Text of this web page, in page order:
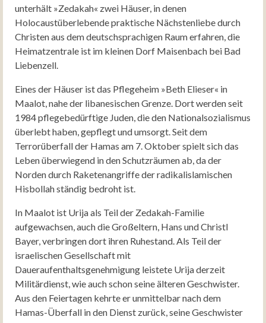
unterhält »Zedakah« zwei Häuser, in denen
Holocaustüberlebende praktische Nächstenliebe durch
Christen aus dem deutschsprachigen Raum erfahren, die
Heimatzentrale ist im kleinen Dorf Maisenbach bei Bad
Liebenzell.
Eines der Häuser ist das Pflegeheim »Beth Elieser« in
Maalot, nahe der libanesischen Grenze. Dort werden seit
1984 pflegebedürftige Juden, die den Nationalsozialismus
überlebt haben, gepflegt und umsorgt. Seit dem
Terrorüberfall der Hamas am 7. Oktober spielt sich das
Leben überwiegend in den Schutzräumen ab, da der
Norden durch Raketenangriffe der radikalislamischen
Hisbollah ständig bedroht ist.
In Maalot ist Urija als Teil der Zedakah-Familie
aufgewachsen, auch die Großeltern, Hans und Christl
Bayer, verbringen dort ihren Ruhestand. Als Teil der
israelischen Gesellschaft mit
Daueraufenthaltsgenehmigung leistete Urija derzeit
Militärdienst, wie auch schon seine älteren Geschwister.
Aus den Feiertagen kehrte er unmittelbar nach dem
Hamas-Überfall in den Dienst zurück, seine Geschwister